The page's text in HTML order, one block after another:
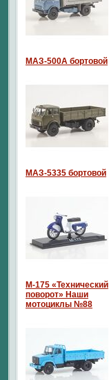
МАЗ-500А бортовой
МАЗ-5335 бортовой
М-175 «Технический
поворот» Наши
мотоциклы №88